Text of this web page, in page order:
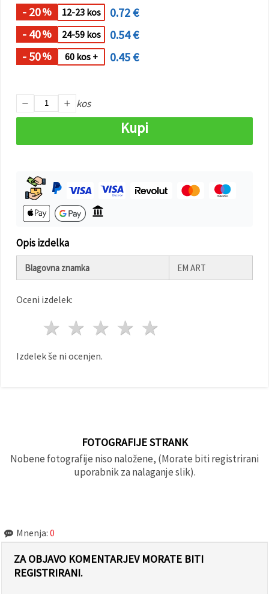
piškotkov
in klikom
na gumb
»Shrani«.
Nastavitve
- 20% 12-23 kos
0.72 €
- 40% 24-59 kos
0.54 €
- 50% 60 kos + 0.45 €
kos
Kupi
Opis izdelka
Blagovna znamka EM ART
Oceni izdelek:
4 zvezde
3 zvezde
2 zvezde
1 zvezda
Izdelek še ni ocenjen.
FOTOGRAFIJE STRANK
Nobene fotografije niso naložene, (Morate biti registrirani
uporabnik za nalaganje slik).
Mnenja: 0
ZA OBJAVO KOMENTARJEV MORATE BITI
REGISTRIRANI.